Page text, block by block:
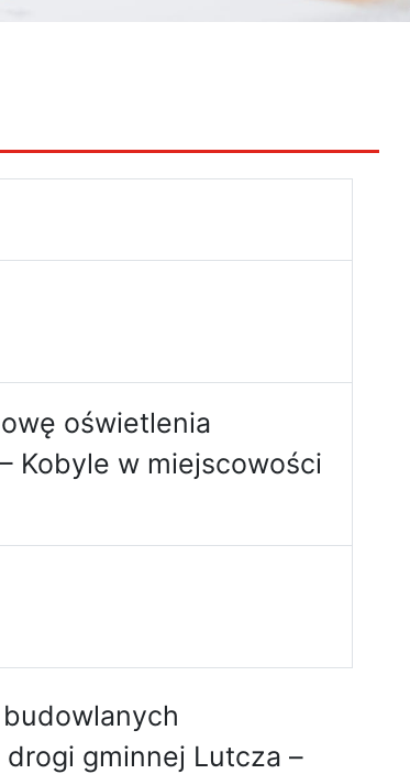
oświetlenia
Kobyle w miejscowości
gminnej Lutcza –